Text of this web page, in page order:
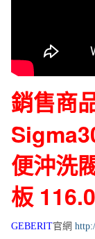
銷售商
便沖洗
板
GEBERIT官網